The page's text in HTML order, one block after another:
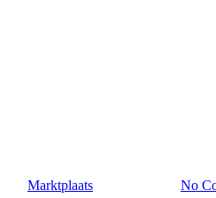
Marktplaats No